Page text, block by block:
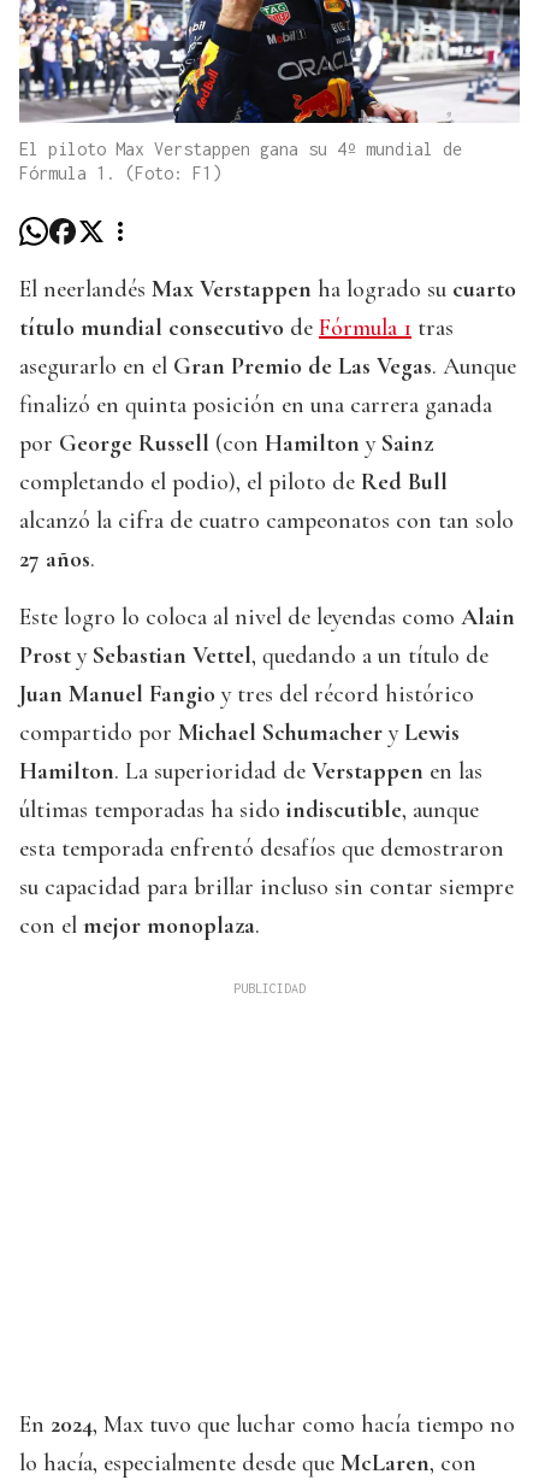
El piloto Max Verstappen gana su 4º mundial de
Fórmula 1. (Foto: F1)
El neerlandés Max Verstappen ha logrado su cuarto
título mundial consecutivo de Fórmula 1 tras
asegurarlo en el Gran Premio de Las Vegas. Aunque
finalizó en quinta posición en una carrera ganada
por George Russell (con Hamilton y Sainz
completando el podio), el piloto de Red Bull
alcanzó la cifra de cuatro campeonatos con tan solo
27 años.
Este logro lo coloca al nivel de leyendas como Alain
Prost y Sebastian Vettel, quedando a un título de
Juan Manuel Fangio y tres del récord histórico
compartido por Michael Schumacher yLewis
Hamilton. La superioridad de Verstappen en las
últimas temporadas ha sido indiscutible, aunque
esta temporada enfrentó desafíos que demostraron
su capacidad para brillar incluso sin contar siempre
con el mejor monoplaza.
En 2024, Max tuvo que luchar como hacía tiempo no
lo hacía, especialmente desde que McLaren, con